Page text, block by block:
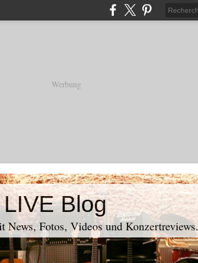
Werbung
Blog
Fotos, Videos und Konzertreviews.